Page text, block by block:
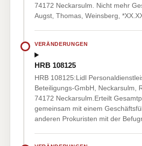
74172 Neckarsulm. Nicht mehr
Augst, Thomas, Weinsberg,
VERÄNDERUNGEN
HRB 108125
HRB 108125:Lidl
Beteiligungs-GmbH, Neckarsulm,
74172 Neckarsulm.Erteilt
gemeinsam mit einem
anderen Prokuristen mit der